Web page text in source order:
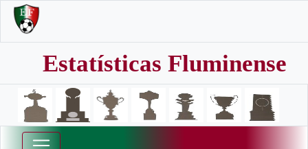
Estatísticas Fluminense